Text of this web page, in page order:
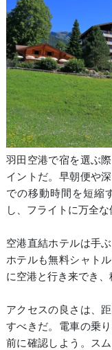
羽田空港で宿を選ぶ
イントだ。早朝便や
での移動時間を短縮
し、フライトに万全
空港直結ホテルは手
ホテルも無料シャト
に空港と行き来でき、
アクセスの良さは、
すべきだ。電車の乗
前に確認しよう。ス